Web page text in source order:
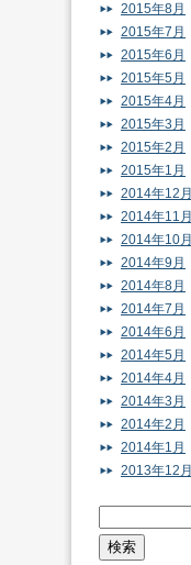
2015年8月
2015年7月
2015年6月
2015年5月
2015年4月
2015年3月
2015年2月
2015年1月
2014年12月
2014年11月
2014年10月
2014年9月
2014年8月
2014年7月
2014年6月
2014年5月
2014年4月
2014年3月
2014年2月
2014年1月
2013年12月